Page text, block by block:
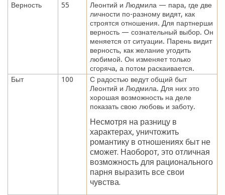
Верность 55
Леонтий и Людмила — пара, где две
личности по-разному видят, как
строятся отношения. Для партнерши
верность — сознательный выбор. Он
меняется от ситуации. Парень видит
верность, как желание угодить
любимой. Он изменяет только
сгоряча, а потом раскаивается.
Быт
100
С радостью ведут общий быт
Леонтий и Людмила. Для них это
хорошая возможность на деле
показать свою любовь и заботу.
Несмотря на разницу в
характерах, уничтожить
романтику в отношениях быт не
сможет. Наоборот, это отличная
возможность для рационального
парня выразить все свои
чувства.